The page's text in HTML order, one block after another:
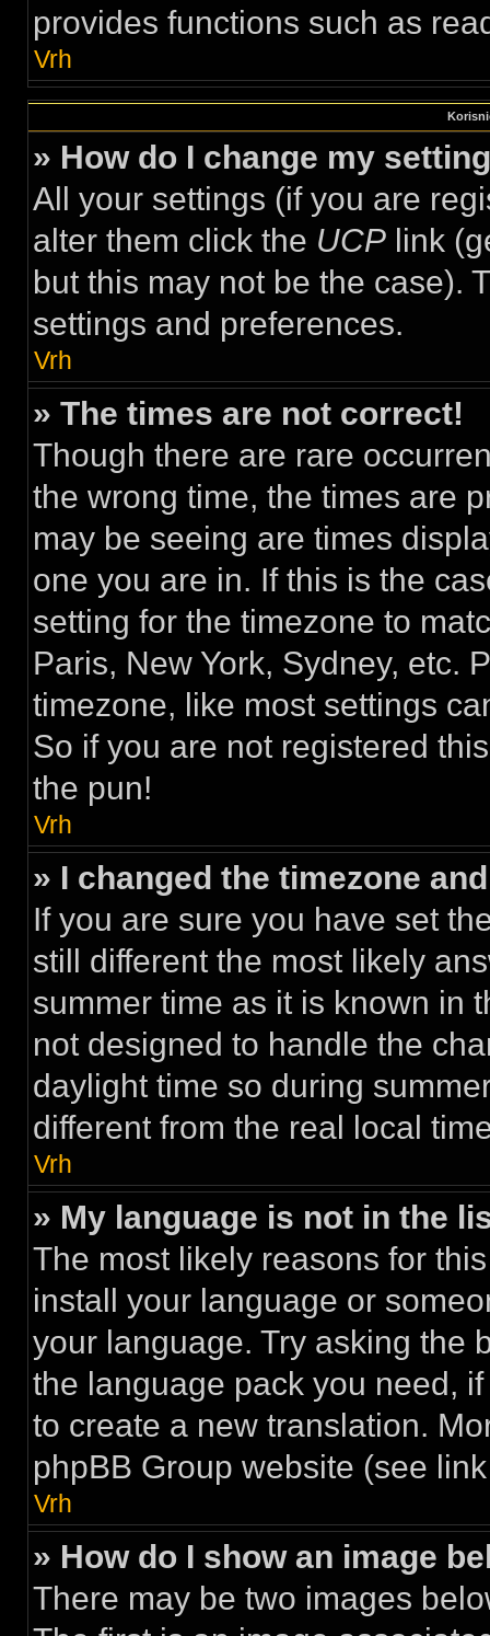
provides functions such as
Vrh
» How do I change my
All your settings (if you are
alter them click the UCP link
but this may not be the case).
settings and preferences.
Vrh
» The times are not correct!
Though there are rare
the wrong time, the times are
may be seeing are times
one you are in. If this is the
setting for the timezone to
Paris, New York, Sydney, etc.
timezone, like most settings
So if you are not registered
the pun!
Vrh
» I changed the timezone
If you are sure you have set
still different the most likely
summer time as it is known in
not designed to handle the
daylight time so during
different from the real local
Vrh
» My language is not in the
The most likely reasons for
install your language or
your language. Try asking the
the language pack you need,
to create a new translation.
phpBB Group website (see
Vrh
» How do I show an image
There may be two images